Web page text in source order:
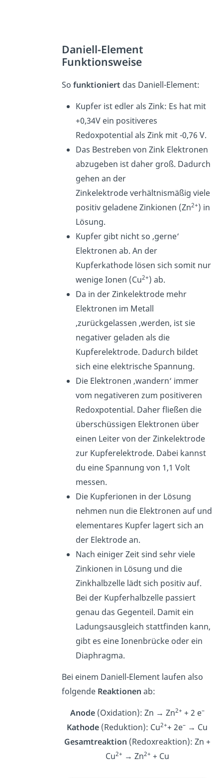
Daniell-Element
Funktionsweise
So funktioniert das Daniell-Element:
Kupfer ist edler als Zink: Es hat mit
+0,34V ein positiveres
Redoxpotential als Zink mit -0,76 V.
Das Bestreben von Zink Elektronen
abzugeben ist daher groß. Dadurch
gehen an der
Zinkelektrodeverhältnismäßig viele
positiv geladene Zinkionen (Zn2+) in
Lösung.
Kupfer gibt nicht so ‚gerne‘
Elektronen ab. An der
Kupferkathodelösen sich somit nur
wenige Ionen (Cu2+) ab.
Da in der Zinkelektrode mehr
Elektronen im Metall
‚zurückgelassen ‚werden, ist sie
negativer geladen als die
Kupferelektrode. Dadurch bildet
sich eine elektrische Spannung.
Die Elektronen ‚wandern‘ immer
vom negativeren zum positiveren
Redoxpotential. Daher fließen die
überschüssigen Elektronen über
einen Leiter von der Zinkelektrode
zur Kupferelektrode. Dabei kannst
du eine Spannung von 1,1 Volt
messen.
Die Kupferionen in der Lösung
nehmen nun die Elektronen auf und
elementares Kupfer lagert sich an
der Elektrode an.
Nach einiger Zeit sind sehr viele
Zinkionen in Lösung und die
Zinkhalbzelle lädt sich positiv auf.
Bei der Kupferhalbzelle passiert
genau das Gegenteil. Damit ein
Ladungsausgleich stattfinden kann,
gibt es eine Ionenbrücke oder ein
Diaphragma.
Bei einem Daniell-Element laufen also
folgende Reaktionen ab:
Anode (Oxidation): Zn → Zn2+ + 2 e–
Kathode (Reduktion): Cu2++ 2e– → Cu
Gesamtreaktion (Redoxreaktion): Zn +
Cu2+ → Zn2+ + Cu